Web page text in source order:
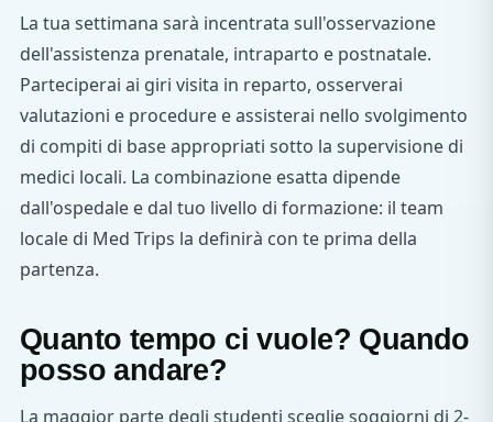
La tua settimana sarà incentrata sull'osservazione
dell'assistenza prenatale, intraparto e postnatale.
Parteciperai ai giri visita in reparto, osserverai
valutazioni e procedure e assisterai nello svolgimento
di compiti di base appropriati sotto la supervisione di
medici locali. La combinazione esatta dipende
dall'ospedale e dal tuo livello di formazione: il team
locale di Med Trips la definirà con te prima della
partenza.
Quanto tempo ci vuole? Quando
posso andare?
La maggior parte degli studenti sceglie soggiorni di 2-